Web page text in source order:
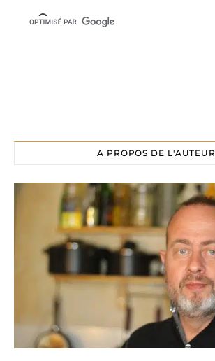
A PROPOS DE L'AUTEUR